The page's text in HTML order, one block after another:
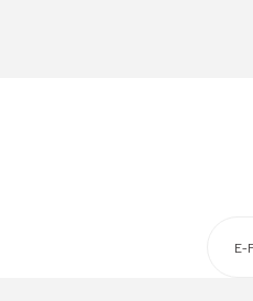
Ürün açıklamasında eksik